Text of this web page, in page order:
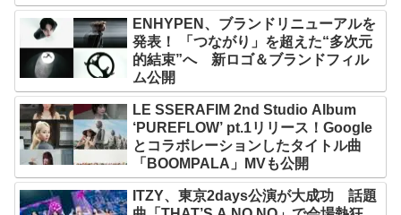
ENHYPEN、ブランドリニューアルを
発表！ 「つながり」を超えた“多次元
的結束”へ 新ロゴ＆ブランドフィル
ム公開
LE SSERAFIM 2nd Studio Album
‘PUREFLOW’ pt.1リリース！Google
とコラボレーションしたタイトル曲
「BOOMPALA」MVも公開
ITZY、東京2days公演が大成功 話題